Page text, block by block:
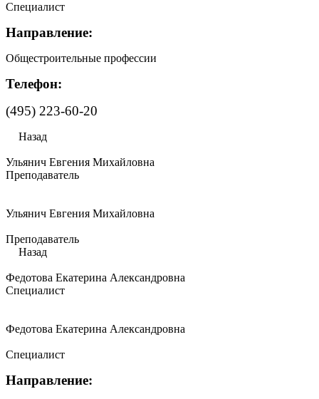
Специалист
Направление:
Общестроительные профессии
Телефон:
(495) 223-60-20
Назад
Ульянич Евгения Михайловна
Преподаватель
Ульянич Евгения Михайловна
Преподаватель
Назад
Федотова Екатерина Александровна
Специалист
Федотова Екатерина Александровна
Специалист
Направление: